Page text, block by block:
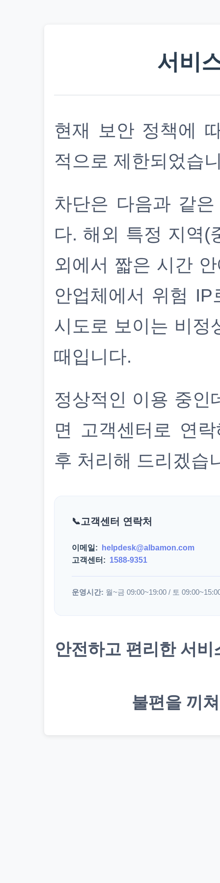
서비
현재 보안 정책에
적으로 제한되었습
차단은 다음과 같
다. 해외 특정 지역(
외에서 짧은 시간
안업체에서 위험
시도로 보이는 비정
때입니다.
정상적인 이용 중인
면 고객센터로 연
후 처리해 드리겠습
고객센터 연락처
이메일:
helpdesk@albamon.com
고객센터: 1588-9351
운영시간: 월~금 09:00~19:00 / 토
안전하고 편리한 서
불편을 끼